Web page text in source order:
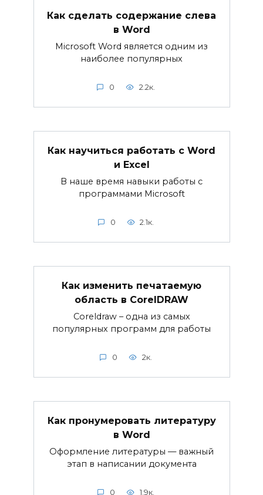
Как сделать содержание слева
в Word
Microsoft Word является одним из
наиболее популярных
0 2.2к.
Как научиться работать с Word
и Excel
В наше время навыки работы с
программами Microsoft
0 2.1к.
Как изменить печатаемую
область в CorelDRAW
Coreldraw – одна из самых
популярных программ для работы
0 2к.
Как пронумеровать литературу
в Word
Оформление литературы — важный
этап в написании документа
0 1.9к.